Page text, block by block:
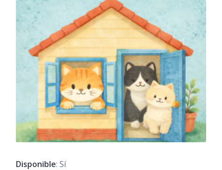
Disponible: Sí